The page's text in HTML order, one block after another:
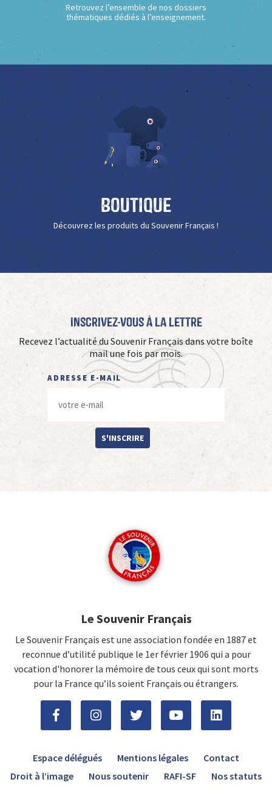
Retrouvez l’ensemble de nos dossiers
thématiques dédiés à l’enseignement.
Boutique
Découvrez les produits du Souvenir Français !
Inscrivez-vous à La Lettre
Recevez l’actualité du Souvenir Français dans votre boîte
mail une fois par mois.
ADRESSE E-MAIL
S'INSCRIRE
Le Souvenir Français
Le Souvenir Français est une association fondée en 1887 et
reconnue d’utilité publique le 1er février 1906 qui a pour
vocation d'honorer la mémoire de tous ceux qui sont morts
pour la France qu’ils soient Français ou étrangers.
Espace délégués Mentions légales
Contact
Droit à l’image
Nous soutenir RAFI-SF Nos statuts